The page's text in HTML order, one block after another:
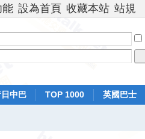
能 設為首頁 收藏本站 站規
中巴 TOP 1000
英國巴士